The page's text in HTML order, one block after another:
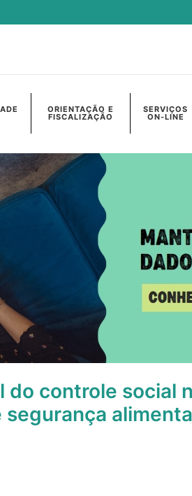
ORIENTAÇÃO E
FISCALIZAÇÃO
SERVIÇOS
ON-LINE
do controle social